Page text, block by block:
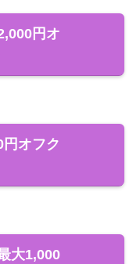
円オ
オフク
大1,000